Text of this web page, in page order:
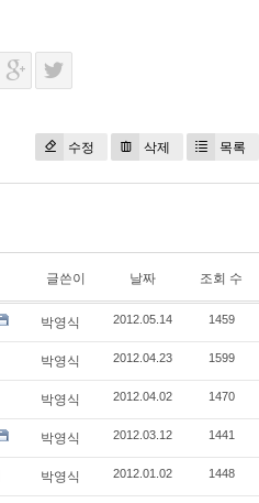
수정 삭제 목록
글쓴이 날짜 조회 수
박영식 2012.05.14 1459
박영식 2012.04.23 1599
박영식 2012.04.02 1470
박영식 2012.03.12 1441
박영식 2012.01.02 1448